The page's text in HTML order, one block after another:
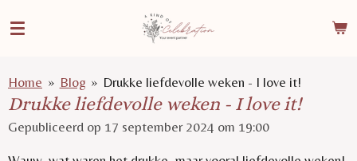
direct
de
hoofdinhoud
Home » Blog » Drukke liefdevolle weken - I love it!
Drukke liefdevolle weken - I love it!
Gepubliceerd op 17 september 2024 om 19:00